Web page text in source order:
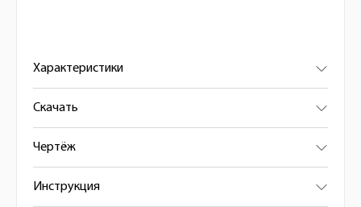
Характеристики
Скачать
Чертёж
Инструкция